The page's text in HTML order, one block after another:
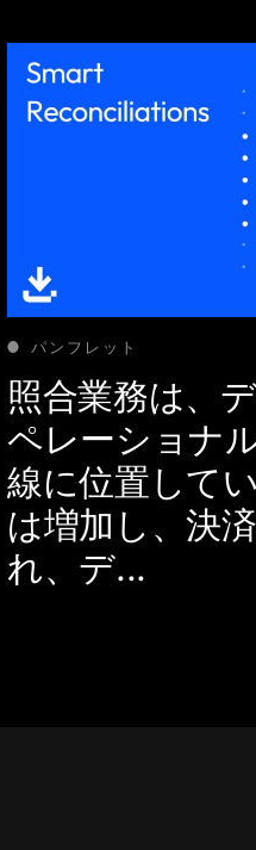
パンフレット
照合業務は、
ペレーショナ
線に位置して
は増加し、決
れ、デ...